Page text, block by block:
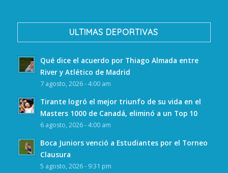
ULTIMAS DEPORTIVAS
Qué dice el acuerdo por Thiago Almada entre
River y Atlético de Madrid
7 agosto, 2026 - 4:00 am
Tirante logró el mejor triunfo de su vida en el
Masters 1000 de Canadá, eliminó a un Top 10
6 agosto, 2026 - 4:00 am
Boca Juniors venció a Estudiantes por el Torneo
Clausura
5 agosto, 2026 - 9:31 pm